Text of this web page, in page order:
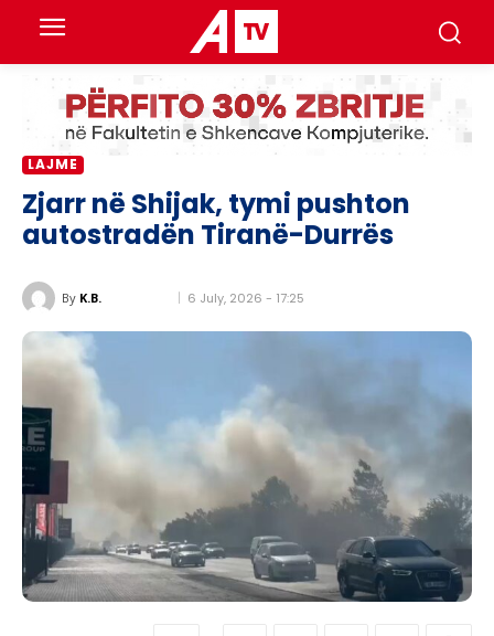
LAJME
Zjarr në Shijak, tymi pushton
autostradën Tiranë-Durrës
By K.B. 6 July, 2026 - 17:25